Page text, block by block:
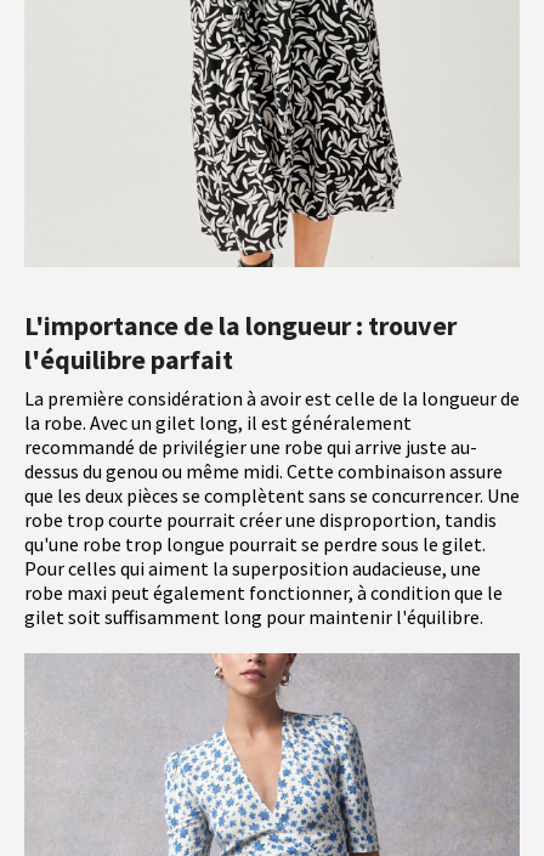
L'importance de la longueur : trouver
l'équilibre parfait
La première considération à avoir est celle de la longueur de
la robe. Avec un gilet long, il est généralement
recommandé de privilégier une robe qui arrive juste au-
dessus du genou ou même midi. Cette combinaison assure
que les deux pièces se complètent sans se concurrencer. Une
robe trop courte pourrait créer une disproportion, tandis
qu'une robe trop longue pourrait se perdre sous le gilet.
Pour celles qui aiment la superposition audacieuse, une
robe maxi peut également fonctionner, à condition que le
gilet soit suffisamment long pour maintenir l'équilibre.